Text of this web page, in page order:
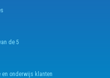
de 5
en onderwijs klanten